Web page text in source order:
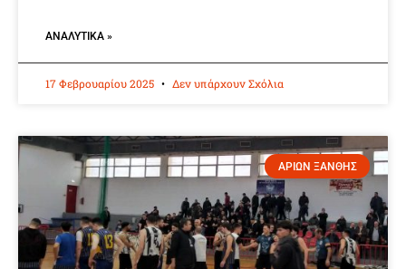
ΑΝΑΛΥΤΙΚΆ »
17 Φεβρουαρίου 2025 Δεν υπάρχουν Σχόλια
ΑΡΙΩΝ ΞΑΝΘΗΣ